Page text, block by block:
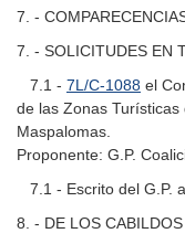
7. -
7. - SOLICITUDES EN
7.1 - 7L/C-1088 el
de las Zonas
Maspalomas.
Proponente: G.P.
7.1 - Escrito del G.P.
8. - DE LOS